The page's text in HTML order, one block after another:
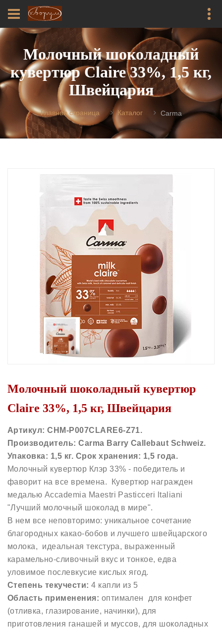
Молочный шоколадный
кувертюр Claire 33%, 1,5 кг,
Швейцария
Главная страница Каталог Carma
Молочный шоколадный кувертюр
Claire 33%, 1,5 кг, Швейцария
Артикул: CHM-P007CLARE6-Z71.
Производитель: Carma Barry Callebaut Schweiz.
Упаковка: 1,5 кг. Срок хранения: 1,5 года.
Молочный кувертюр Клэр 33% - победитель и
фаворит на все времена. Кувертюр награжден
медалью Accademia Maestri Pasticceri ltaliani
"Лучший молочный шоколад в мире".
В нем все неповторимо: уникальное сочетание
благородных какао-бобов и лучшего швейцарского
молока, идеальная текстура, выраженный
карамельно-сливочный вкус и тонкое, едва
уловимое послевкусие кислых ягод.
Степень текучести: 4 капли из 5
Область применения: оптимален для конфет
(отливка, глазирование, начинки), для
приготовления ганашей и муссов, для шоколадных